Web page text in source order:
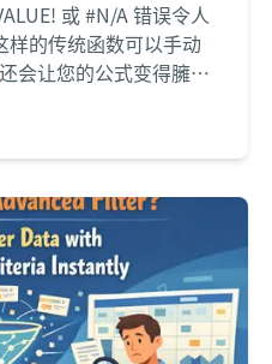
或 #N/A 错误令人
样的传统函数可以手动
会让您的公式变得臃
理所有公式错误。